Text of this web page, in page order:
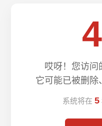
哎呀！您访问
它可能已被删除
系统将在 5